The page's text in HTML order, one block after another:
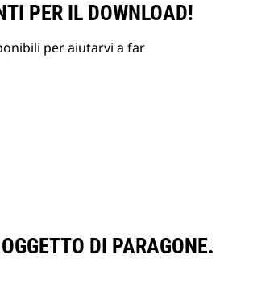
PER IL DOWNLOAD!
per aiutarvi a far
DI PARAGONE.